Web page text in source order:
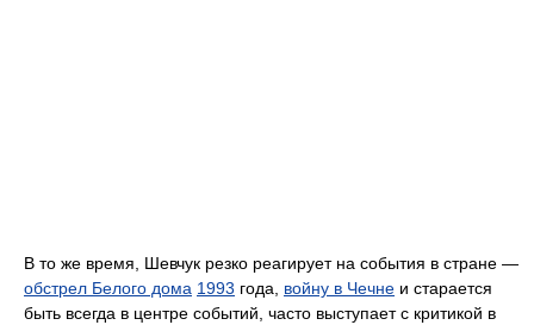
В то же время, Шевчук резко реагирует на события в стране —
обстрел Белого дома 1993 года, войну в Чечне и старается
быть всегда в центре событий, часто выступает с критикой в